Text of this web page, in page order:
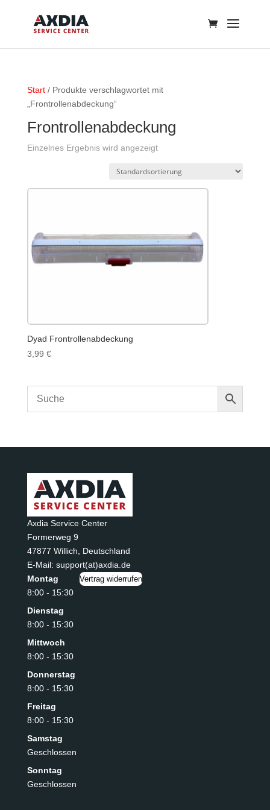
Start/ Produkte verschlagwortet mit
„Frontrollenabdeckung“
Frontrollenabdeckung
Einzelnes Ergebnis wird angezeigt
Dyad Frontrollenabdeckung
3,99 €
Axdia Service Center
Formerweg 9
47877 Willich
Deutschland
E-Mail: support(at)axdia.de
Montag
8:00 - 15:30
Dienstag
8:00 - 15:30
Mittwoch
8:00 - 15:30
Donnerstag
8:00 - 15:30
Freitag
8:00 - 15:30
Samstag
Geschlossen
Sonntag
Geschlossen
Vertrag widerrufen